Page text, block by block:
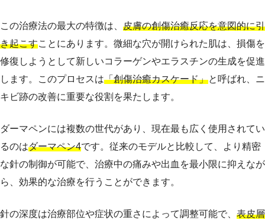
この治療法の最大の特徴は、 皮膚の創傷治癒反応を意図的に引
き起こすことにあります。微細な穴が開けられた肌は、損傷を
修復しようとして新しいコラーゲンやエラスチンの生成を促進
します。このプロセスは「創傷治癒カスケード」と呼ばれ、ニ
キビ跡の改善に重要な役割を果たします。
ダーマペンには複数の世代があり、現在最も広く使用されてい
るのはダーマペン4です。従来のモデルと比較して、より精密
な針の制御が可能で、治療中の痛みや出血を最小限に抑えなが
ら、効果的な治療を行うことができます。
針の深度は治療部位や症状の重さによって調整可能で、 表皮層